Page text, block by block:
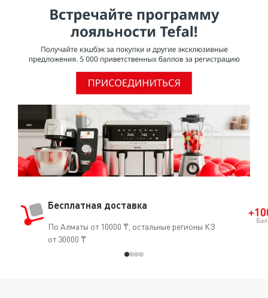
Бесплатная доставка
По Алматы от 10000 ₸, остальные регионы КЗ
от 30000 ₸